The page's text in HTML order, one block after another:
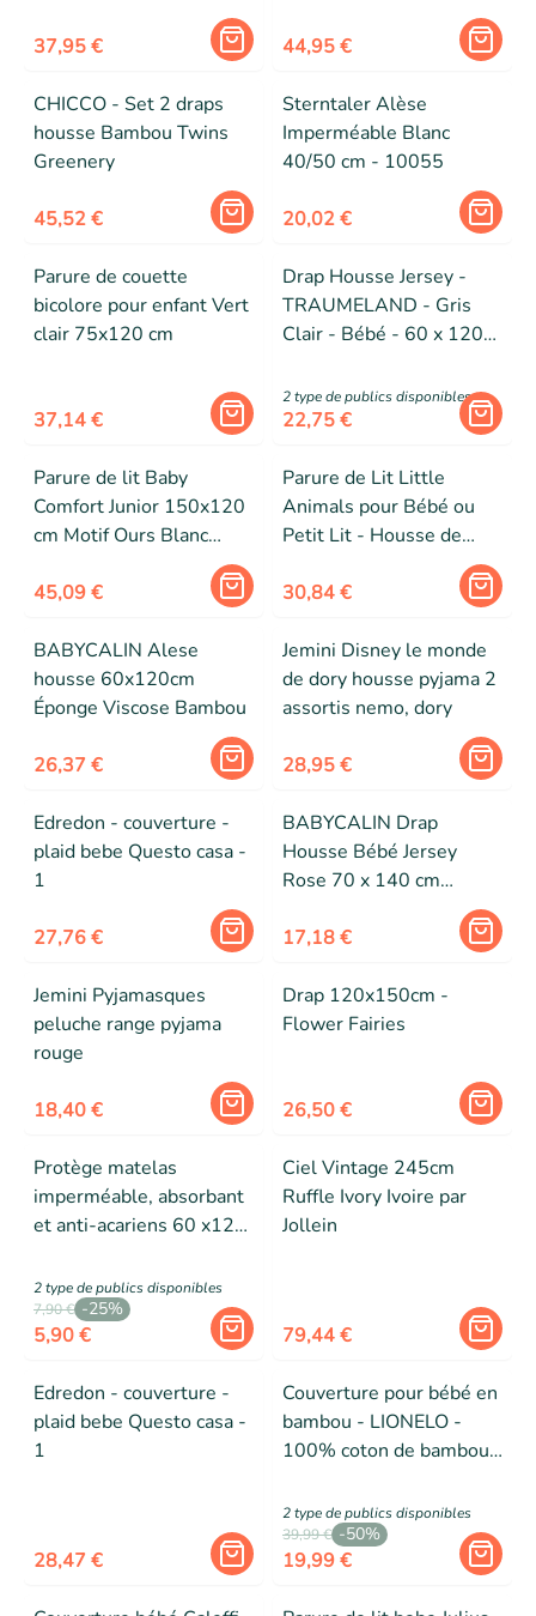
37,95 € 44,95 €
CHICCO - Set 2 draps
housse Bambou Twins
Greenery
45,52 €
Sterntaler Alèse
Imperméable Blanc
40/50 cm - 10055
20,02 €
Parure de couette
bicolore pour enfant Vert
clair 75x120 cm
37,14 €
Drap Housse Jersey -
TRAUMELAND - Gris
Clair - Bébé - 60 x 120
2type de publics disponibles
22,75 €
Parure de lit Baby
Comfort Junior 150x120
cm Motif Ours Blanc
45,09 €
Parure de Lit Little
Animals pour Bébé ou
Petit Lit - Housse de
Couette 100x135 cm +
Taie d'oreiller 40x60 cm
30,84 €
BABYCALIN Alese
housse 60x120cm
Éponge Viscose Bambou
26,37 €
Jemini Disney le monde
de dory housse pyjama 2
assortis nemo, dory
28,95 €
Edredon - couverture -
plaid bebe Questo casa -
1
27,76 €
BABYCALIN Drap
Housse Bébé Jersey
Rose 70 x 140 cm
17,18 €
Jemini Pyjamasques
peluche range pyjama
rouge
18,40 €
Drap 120x150cm -
Flower Fairies
26,50 €
Protège matelas
imperméable, absorbant
et anti-acariens 60 x120
2type de publics disponibles
7,90 € -25%
5,90 €
Ciel Vintage 245cm
Ruffle Ivory Ivoire par
Jollein
79,44 €
Edredon - couverture -
plaid bebe Questo casa -
1
28,47 €
Couverture pour bébé en
bambou - LIONELO -
100% coton de bambou -
Couverture poussette -
Hypoallergénique - Bleu
2type de publics disponibles
39,99 € -50%
19,99 €